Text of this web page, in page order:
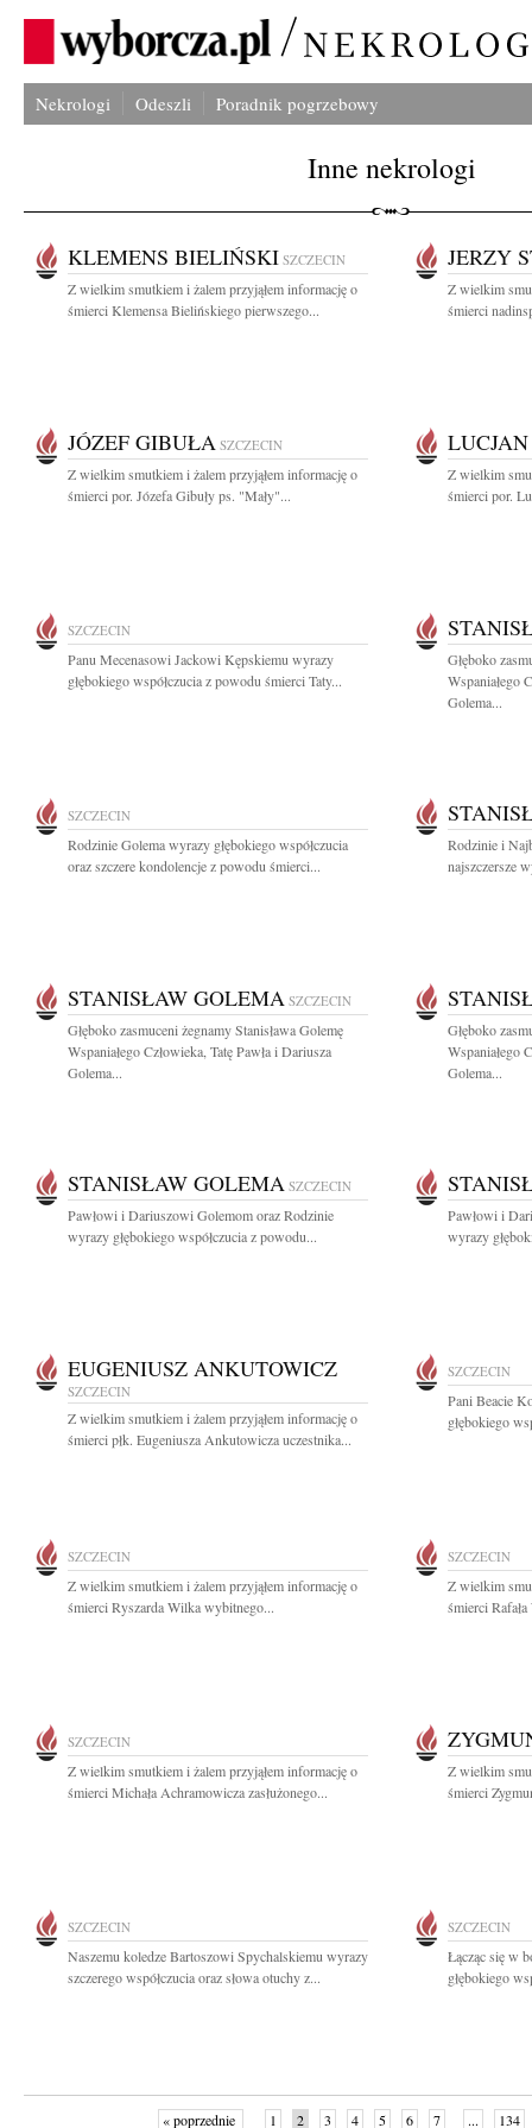
Nekrologi Odeszli Poradnik pogrzebowy
Inne nekrologi
KLEMENS BIELIŃSKI SZCZECIN
Z wielkim smutkiem i żalem przyjąłem informację o
śmierci Klemensa Bielińskiego pierwszego...
JERZY
Z wielkim
śmierci
JÓZEF GIBUŁA SZCZECIN
Z wielkim smutkiem i żalem przyjąłem informację o
śmierci por. Józefa Gibuły ps. "Mały"...
Z wielkim
śmierci por.
SZCZECIN
Panu Mecenasowi Jackowi Kępskiemu wyrazy
głębokiego współczucia z powodu śmierci Taty...
Głęboko
Wspaniałego
Golema...
SZCZECIN
Rodzinie Golema wyrazy głębokiego współczucia
oraz szczere kondolencje z powodu śmierci...
Rodzinie i
najszczersze
STANISŁAW GOLEMA SZCZECIN
Głęboko zasmuceni żegnamy Stanisława Golemę
Wspaniałego Człowieka, Tatę Pawła i Dariusza
Golema...
Głęboko
Wspaniałego
Golema...
STANISŁAW GOLEMA SZCZECIN
Pawłowi i Dariuszowi Golemom oraz Rodzinie
wyrazy głębokiego współczucia z powodu...
Pawłowi i
wyrazy
EUGENIUSZ ANKUTOWICZ
SZCZECIN
Z wielkim smutkiem i żalem przyjąłem informację o
śmierci płk. Eugeniusza Ankutowicza uczestnika...
SZCZECIN
Pani Beacie
głębokiego
SZCZECIN
Z wielkim smutkiem i żalem przyjąłem informację o
śmierci Ryszarda Wilka wybitnego...
SZCZECIN
Z wielkim
śmierci
SZCZECIN
Z wielkim smutkiem i żalem przyjąłem informację o
śmierci Michała Achramowicza zasłużonego...
Z wielkim
śmierci
SZCZECIN
Naszemu koledze Bartoszowi Spychalskiemu wyrazy
szczerego współczucia oraz słowa otuchy z...
SZCZECIN
Łącząc się w
głębokiego
« poprzednie 1 2 3 4 5 6 7 ... 134